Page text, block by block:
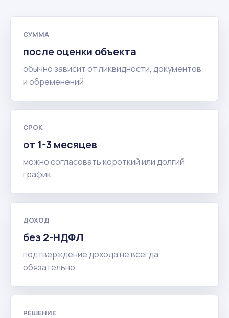
СУММА
после оценки объекта
обычно зависит от ликвидности, документов
и обременений
СРОК
от 1-3 месяцев
можно согласовать короткий или долгий
график
ДОХОД
без 2-НДФЛ
подтверждение дохода не всегда
обязательно
РЕШЕНИЕ